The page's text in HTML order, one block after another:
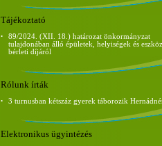
Tájékoztató
•
89/2024. (XII. 18.) határozat önkormányzat
tulajdonában álló épületek, helyiségek és
bérleti díjáról
Rólunk írták
• 3 turnusban kétszáz gyerek táborozik
Elektronikus ügyintézés